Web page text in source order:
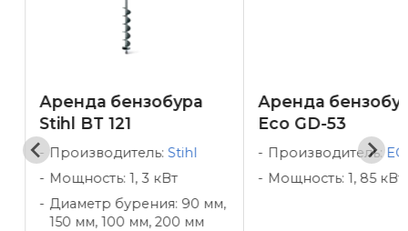
Аренда бензобура
Stihl BT 121
Производитель:Stihl
Мощность: 1, 3 кВт
Диаметр бурения: 90 мм,
150 мм, 100 мм, 200 мм
Аренда
Eco GD-53
Производитель:ECO
Мощность: 1, 85 кВт